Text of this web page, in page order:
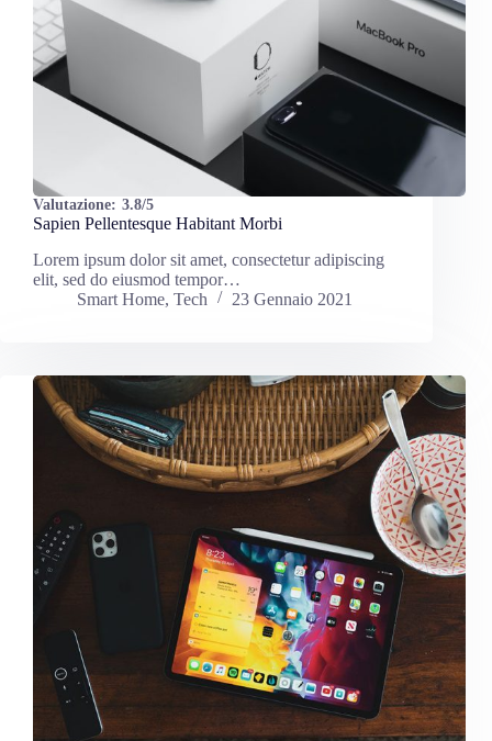
Valutazione: 3.8/5
Sapien Pellentesque Habitant Morbi
Lorem ipsum dolor sit amet, consectetur adipiscing
elit, sed do eiusmod tempor…
Smart Home, Tech 23 Gennaio 2021